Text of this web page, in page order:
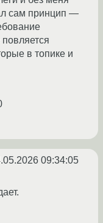
сам принцип —
в топике и
09:34:05